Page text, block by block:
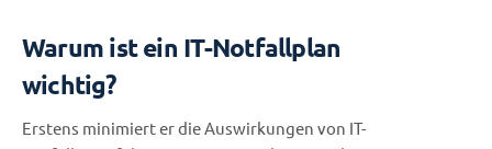
Warum ist ein IT-Notfallplan
wichtig?
Erstens minimiert er die Auswirkungen von IT-